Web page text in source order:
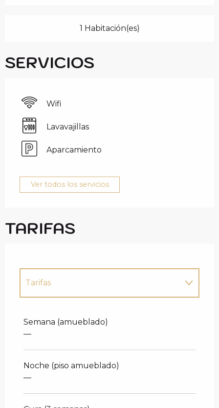
1 Habitación(es)
SERVICIOS
Wifi
Lavavajillas
Aparcamiento
Ver todos los servicios
TARIFAS
Tarifas
Semana (amueblado)
—
Noche (piso amueblado)
—